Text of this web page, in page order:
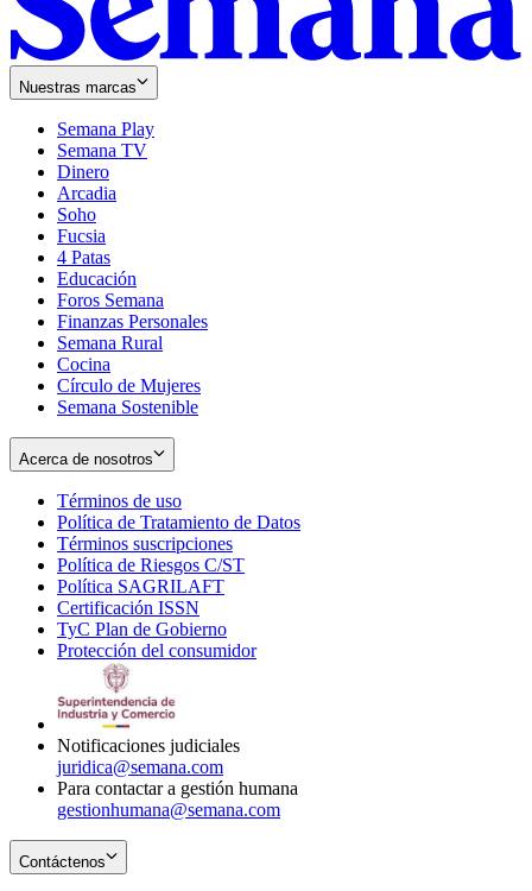
Nuestras marcas
Semana Play
Semana TV
Dinero
Arcadia
Soho
in
new
window
Fucsia
in
new
window
4 Patas
Educación
Foros Semana
Finanzas Personales
Semana Rural
Cocina
Círculo de Mujeres
Semana Sostenible
Acerca de nosotros
Términos de uso
in
new
window
Política de Tratamiento de Datos
Términos suscripciones
in
Política de Riesgos C/ST
Política SAGRILAFT
new
window
Certificación ISSN
in
new
TyC Plan de Gobierno
in
Protección del consumidorOpens
Notificaciones judiciales
juridica@semana.com
Para contactar a gestión humana
gestionhumana@semana.com
Contáctenos